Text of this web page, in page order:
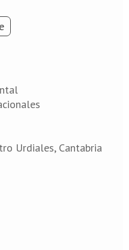
Urdiales, Cantabria